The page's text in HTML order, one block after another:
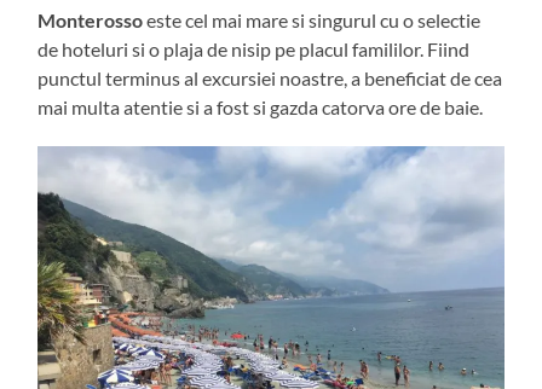
Monterossoeste cel mai mare si singurul cu o selectie
de hoteluri si o plaja de nisip pe placul famililor. Fiind
punctul terminus al excursiei noastre, a beneficiat de cea
mai multa atentie si a fost si gazda catorva ore de baie.